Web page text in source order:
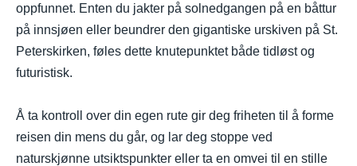
oppfunnet. Enten du jakter på solnedgangen på en båttur
på innsjøen eller beundrer den gigantiske urskiven på St.
Peterskirken, føles dette knutepunktet både tidløst og
futuristisk.
Å ta kontroll over din egen rute gir deg friheten til å forme
reisen din mens du går, og lar deg stoppe ved
naturskjønne utsiktspunkter eller ta en omvei til en stille